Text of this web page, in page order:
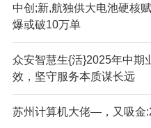
中创;新,航独供大电池硬核
爆或破10万单
众安智慧生{活}2025年中期
效，坚守服务本质谋长远
苏州计算机大佬—，又吸金